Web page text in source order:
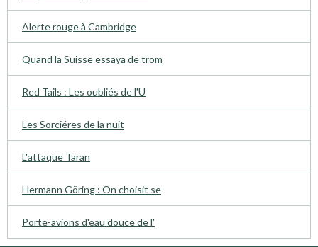
Alerte rouge à Cambridge
Quand la Suisse essaya de trom
Red Tails : Les oubliés de l'U
Les Sorciéres de la nuit
L'attaque Taran
Hermann Göring : On choisit se
Porte-avions d'eau douce de l'